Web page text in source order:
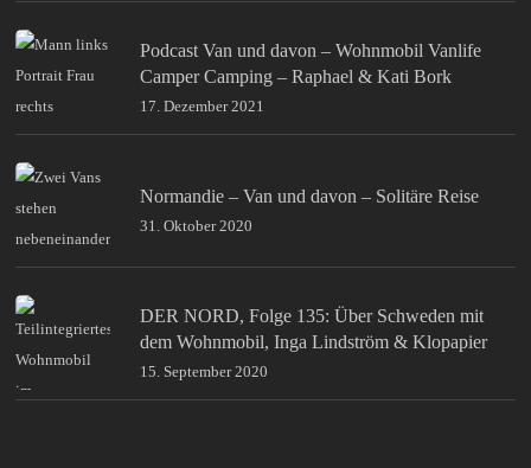
Podcast Van und davon – Wohnmobil Vanlife
Camper Camping – Raphael & Kati Bork
17. Dezember 2021
Normandie – Van und davon – Solitäre Reise
31. Oktober 2020
DER NORD, Folge 135: Über Schweden mit
dem Wohnmobil, Inga Lindström & Klopapier
15. September 2020